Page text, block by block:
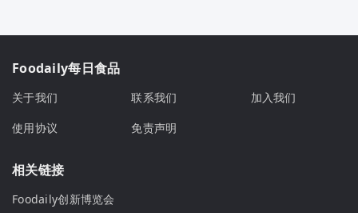
Foodaily每日食品
关于我们 联系我们
加入我们
使用协议
免责声明
相关链接
Foodaily创新博览会